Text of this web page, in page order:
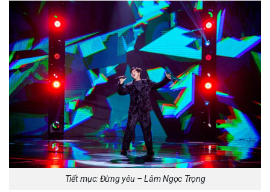
Tiết mục: Đừng yêu – Lâm Ngọc Trọng